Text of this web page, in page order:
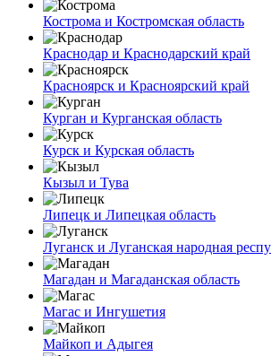
Кострома и Костромская область
Краснодар и Краснодарский край
Красноярск и Красноярский край
Курган и Курганская область
Курск и Курская область
Кызыл и Тува
Липецк и Липецкая область
Луганск и Луганская народная
Магадан и Магаданская область
Магас и Ингушетия
Майкоп и Адыгея